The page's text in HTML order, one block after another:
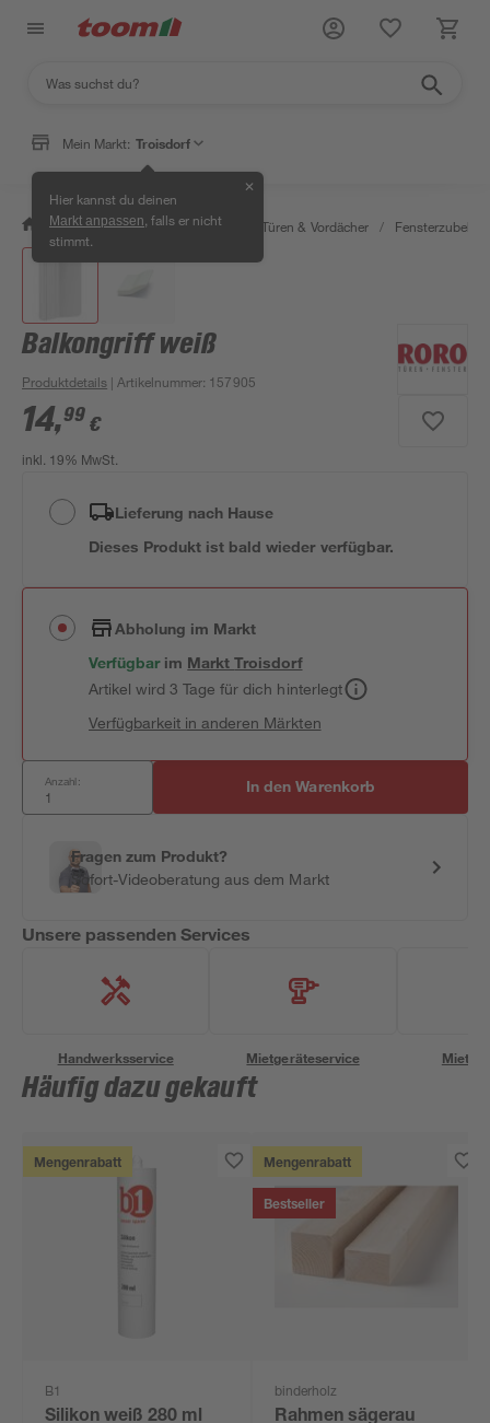
Mein Markt: Troisdorf
Hier kannst du deinen
Markt anpassen , falls er nicht
stimmt.
✕
/ Bauen & Renovieren / Fenster, Türen & Vordächer /
Balkongriff weiß
Produktdetails | Artikelnummer: 157905
14,99 €
inkl. 19% MwSt.
Lieferung nach Hause
Dieses Produkt ist bald wieder verfügbar.
Abholung im Markt
Verfügbar im MarktTroisdorf
Artikel wird 3 Tage für dich hinterlegt
Verfügbarkeit in anderen Märkten
Anzahl: In den Warenkorb
Fragen zum Produkt?
Sofort-Videoberatung aus dem Markt
Unsere passenden Services
Handwerksservice Mietgeräteservice
Häufig dazu gekauft
Mengenrabatt
B1
Silikon weiß 280 ml
Mengenrabatt
Bestseller
binderholz
Rahmen sägerau